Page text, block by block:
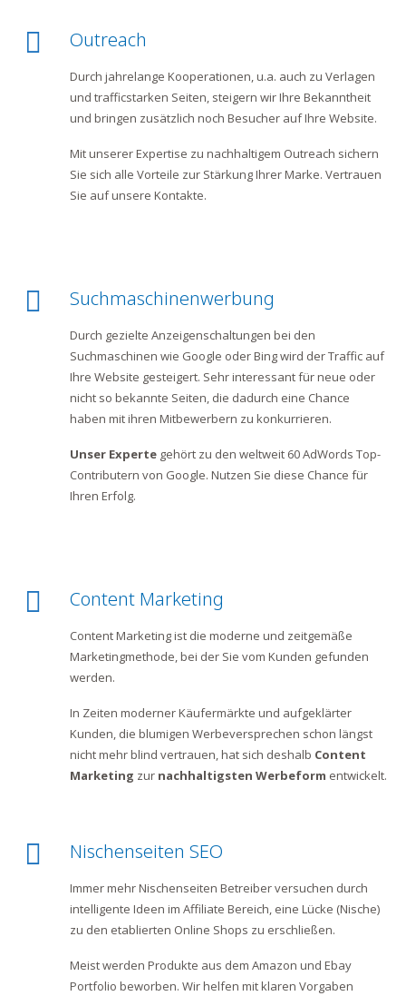
Outreach
Durch jahrelange Kooperationen, u.a. auch zu Verlagen
und trafficstarken Seiten, steigern wir Ihre Bekanntheit
und bringen zusätzlich noch Besucher auf Ihre Website.
Mit unserer Expertise zu nachhaltigem Outreach sichern
Sie sich alle Vorteile zur Stärkung Ihrer Marke. Vertrauen
Sie auf unsere Kontakte.
Suchmaschinenwerbung
Durch gezielte Anzeigenschaltungen bei den
Suchmaschinen wie Google oder Bing wird der Traffic auf
Ihre Website gesteigert. Sehr interessant für neue oder
nicht so bekannte Seiten, die dadurch eine Chance
haben mit ihren Mitbewerbern zu konkurrieren.
Unser Experte gehört zu den weltweit 60 AdWords Top-
Contributern von Google. Nutzen Sie diese Chance für
Ihren Erfolg.
Content Marketing
Content Marketing ist die moderne und zeitgemäße
Marketingmethode, bei der Sie vom Kunden gefunden
werden.
In Zeiten moderner Käufermärkte und aufgeklärter
Kunden, die blumigen Werbeversprechen schon längst
nicht mehr blind vertrauen, hat sich deshalb Content
Marketing zur nachhaltigsten Werbeform entwickelt.
Nischenseiten SEO
Immer mehr Nischenseiten Betreiber versuchen durch
intelligente Ideen im Affiliate Bereich, eine Lücke (Nische)
zu den etablierten Online Shops zu erschließen.
Meist werden Produkte aus dem Amazon und Ebay
Portfolio beworben. Wir helfen mit klaren Vorgaben